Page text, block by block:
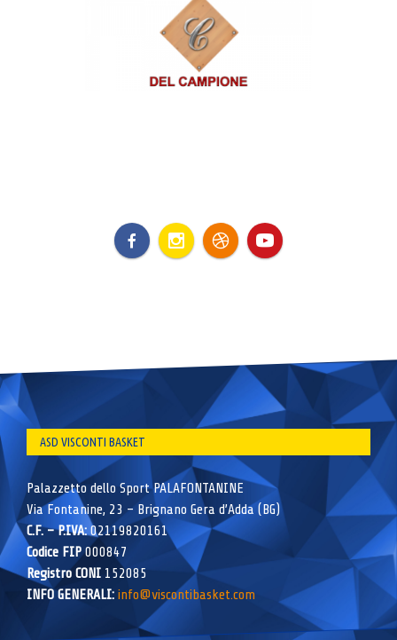
ASD VISCONTI BASKET
Palazzetto dello Sport PALAFONTANINE
Via Fontanine, 23 – Brignano Gera d’Adda (BG)
C.F. – P.IVA:02119820161
Codice FIP000847
Registro CONI 152085
INFO GENERALI: info@viscontibasket.com